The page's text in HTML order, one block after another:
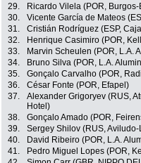
29.
Ricardo Vilela (POR, Burgos-
30.
Vicente García de Mateos
31.
Cristián Rodríguez (ESP,
32.
Henrique Casimiro (POR,
33.
Marvin Scheulen (POR, L.A.
34.
Bruno Silva (POR, L.A.
35.
Gonçalo Carvalho (POR,
36.
César Fonte (POR, Efapel)
37.
Alexander Grigoryev (RUS,
Hotel)
38. Gonçalo Amado (POR,
39.
Sergey Shilov (RUS,
40.
David Ribeiro (POR, L.A.
41.
Pedro Miguel Lopes (POR,